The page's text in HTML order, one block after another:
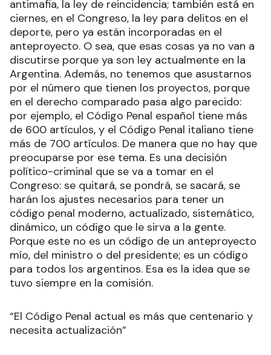
antimafia, la ley de reincidencia; también está en
ciernes, en el Congreso, la ley para delitos en el
deporte, pero ya están incorporadas en el
anteproyecto. O sea, que esas cosas ya no van a
discutirse porque ya son ley actualmente en la
Argentina. Además, no tenemos que asustarnos
por el número que tienen los proyectos, porque
en el derecho comparado pasa algo parecido:
por ejemplo, el Código Penal español tiene más
de 600 artículos, y el Código Penal italiano tiene
más de 700 artículos. De manera que no hay que
preocuparse por ese tema. Es una decisión
político-criminal que se va a tomar en el
Congreso: se quitará, se pondrá, se sacará, se
harán los ajustes necesarios para tener un
código penal moderno, actualizado, sistemático,
dinámico, un código que le sirva a la gente.
Porque este no es un código de un anteproyecto
mío, del ministro o del presidente; es un código
para todos los argentinos. Esa es la idea que se
tuvo siempre en la comisión.
“El Código Penal actual es más que centenario y
necesita actualización”